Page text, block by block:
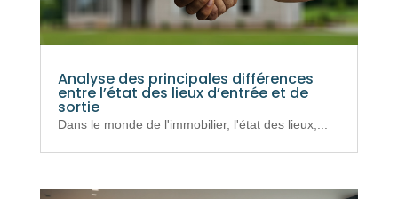
Analyse des principales différences
entre l’état des lieux d’entrée et de
sortie
Dans le monde de l'immobilier, l'état des lieux,...